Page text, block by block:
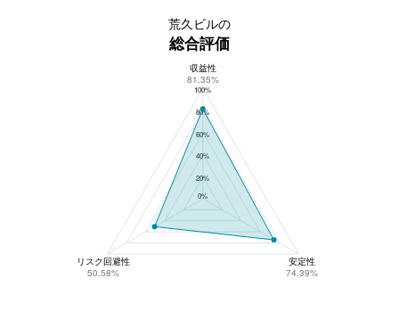
荒久ビルの
総合評価
荒久ビルの総合評価
100%
80%
60%
40%
20%
0%
収益性
81.35%
リスク回避性
50.58%
安定性
74.39%